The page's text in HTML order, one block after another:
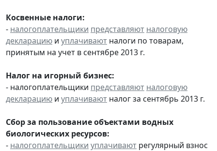
Косвенные налоги:
- налогоплательщики представляют налоговую
декларацию и уплачивают налоги по товарам,
принятым на учет в сентябре 2013 г.
Налог на игорный бизнес:
- налогоплательщики представляют налоговую
декларацию и уплачивают налог за сентябрь 2013 г.
Сбор за пользование объектами водных
биологических ресурсов:
- налогоплательщики уплачивают регулярный взнос